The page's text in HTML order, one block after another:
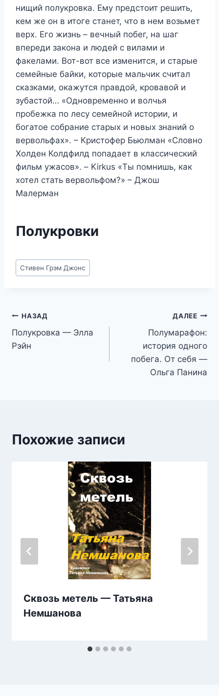
нищий полукровка. Ему предстоит решить,
кем же он в итоге станет, что в нем возьмет
верх. Его жизнь – вечный побег, на шаг
впереди закона и людей с вилами и
факелами. Вот-вот все изменится, и старые
семейные байки, которые мальчик считал
сказками, окажутся правдой, кровавой и
зубастой… «Одновременно и волчья
пробежка по лесу семейной истории, и
богатое собрание старых и новых знаний о
вервольфах». – Кристофер Бьюлман «Словно
Холден Колдфилд попадает в классический
фильм ужасов». – Kirkus «Ты помнишь, как
хотел стать вервольфом?» – Джош
Малерман
Полукровки
Метки
записи:
Стивен Грэм Джонс
Навигация
по
НАЗАД
Полукровка — Элла
Рэйн
ДАЛЕЕ
Полумарафон:
история одного
побега. От себя —
Ольга Панина
Похожие записи
Сквозь метель — Татьяна
Немшанова